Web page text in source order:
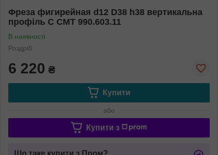
Фреза фигирейная d12 D38 h38 вертикальна
профіль C СМТ 990.603.11
В наявності
Роздріб
6 220 ₴
Купити
або
Купити з
Що таке купити з Пром?